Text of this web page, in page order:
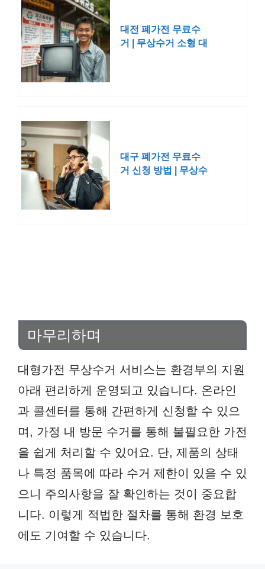
대전 폐가전 무료수
거 | 무상수거 소형 대
대구 폐가전 무료수
거 신청 방법 | 무상수
마무리하며
대형가전 무상수거 서비스는 환경부의 지원
아래 편리하게 운영되고 있습니다. 온라인
과 콜센터를 통해 간편하게 신청할 수 있으
며, 가정 내 방문 수거를 통해 불필요한 가전
을 쉽게 처리할 수 있어요. 단, 제품의 상태
나 특정 품목에 따라 수거 제한이 있을 수 있
으니 주의사항을 잘 확인하는 것이 중요합
니다. 이렇게 적법한 절차를 통해 환경 보호
에도 기여할 수 있습니다.